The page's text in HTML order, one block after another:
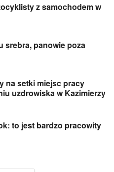
z samochodem w
srebra, panowie poza
na setki miejsc pracy
uzdrowiska w Kazimierzy
to jest bardzo pracowity